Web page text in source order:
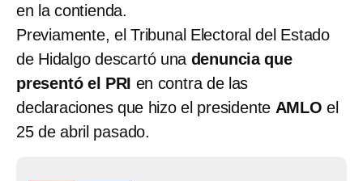
en la contienda.
Previamente, el Tribunal Electoral del Estado
de Hidalgo descartó una denuncia que
presentó el PRI en contra de las
declaraciones que hizo el presidente AMLO el
25 de abril pasado.